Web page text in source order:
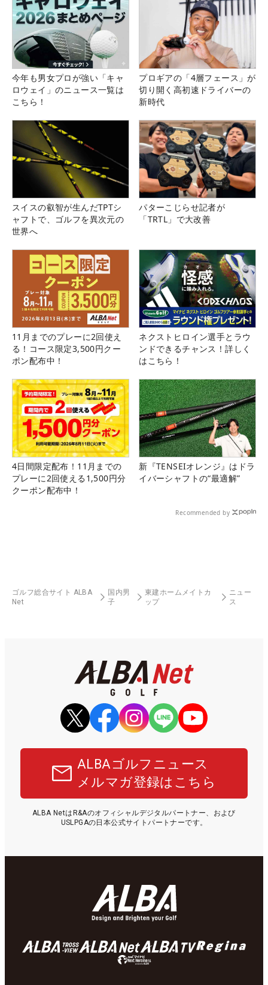
今年も男女プロが強い「キャ
ロウェイ」のニュース一覧は
こちら！
プロギアの「4層フェース」が
切り開く高初速ドライバーの
新時代
スイスの叡智が生んだTPTシ
ャフトで、ゴルフを異次元の
世界へ
パターこじらせ記者が
「TRTL」で大改善
11月までのプレーに2回使え
る！コース限定3,500円クー
ポン配布中！
ネクストヒロイン選手とラウ
ンドできるチャンス！詳しく
はこちら！
4日間限定配布！11月までの
プレーに2回使える1,500円分
クーポン配布中！
新『TENSEIオレンジ』はドラ
イバーシャフトの“最適解”
Recommended by
ゴルフ総合サイト ALBA
Net
国内男
子
東建ホームメイトカ
ップ
ニュー
ス
ALBAゴルフニュース
メルマガ登録はこちら
ALBA NetはR&Aのオフィシャルデジタルパートナー、および
USLPGAの日本公式サイトパートナーです。